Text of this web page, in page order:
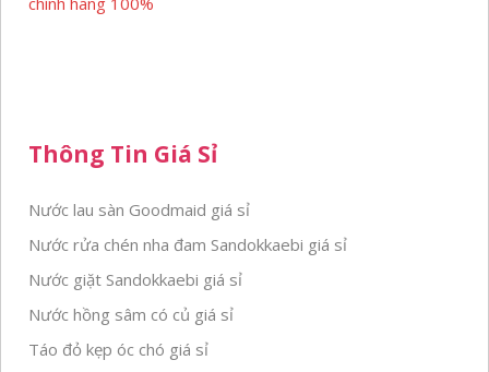
Thông Tin Giá Sỉ
Nước lau sàn Goodmaid giá sỉ
Nước rửa chén nha đam Sandokkaebi giá sỉ
Nước giặt Sandokkaebi giá sỉ
Nước hồng sâm có củ giá sỉ
Táo đỏ kẹp óc chó giá sỉ